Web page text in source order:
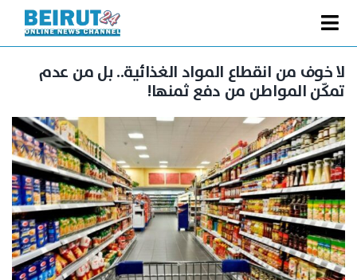
content
Toggle
Navigation
الصفحة الرئيسية
سياسة
اقتصاد
فنّ
رياضة
متفرقات
Podcast
لا خوف من انقطاع المواد الغذائية.. بل من عدم
تمكّن المواطن من دفع ثمنها!